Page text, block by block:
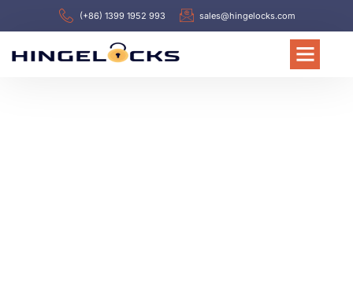
(+86) 1399 1952 993 sales@hingelocks.com